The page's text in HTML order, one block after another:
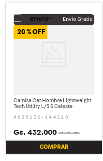
20 %
Camisa Cat Hombre Lightweight
Tech Utility L/S S Celeste
4020136-144210
Gs.540.000
Gs. 432.000
COMPRAR